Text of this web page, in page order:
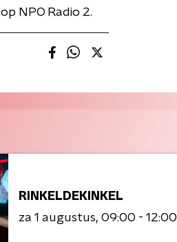
NPO Radio 2.
RINKELDEKINKEL
za 1 augustus 09:00 - 12:00